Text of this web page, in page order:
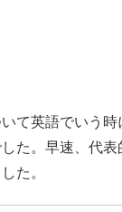
て英語でいう
た。早速、代
た。